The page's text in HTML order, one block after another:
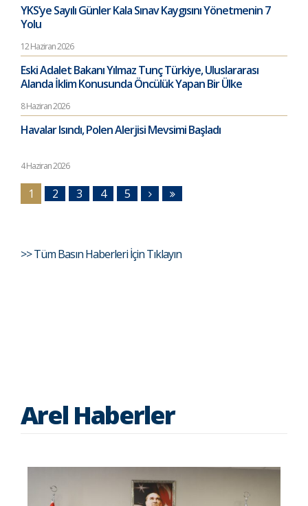
YKS’ye Sayılı Günler Kala Sınav Kaygısını Yönetmenin 7
Yolu
12 Haziran 2026
Eski Adalet Bakanı Yılmaz Tunç Türkiye, Uluslararası
Alanda İklim Konusunda Öncülük Yapan Bir Ülke
8 Haziran 2026
Havalar Isındı, Polen Alerjisi Mevsimi Başladı
4 Haziran 2026
1 2 3 4 5
>> Tüm Basın Haberleri İçin Tıklayın
Arel Haberler